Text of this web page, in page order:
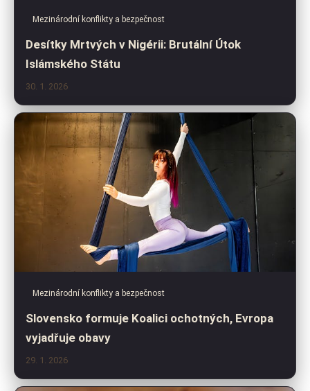
Mezinárodní konflikty a bezpečnost
Desítky Mrtvých v Nigérii: Brutální Útok
Islámského Státu
30. 1. 2026
Mezinárodní konflikty a bezpečnost
Slovensko formuje Koalici ochotných, Evropa
vyjadřuje obavy
29. 1. 2026